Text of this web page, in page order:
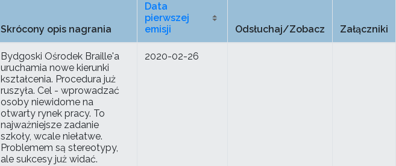
Skrócony opis nagrania
Data
pierwszej
emisji
Odsłuchaj/Zobacz Załączniki
Bydgoski Ośrodek Braille'a
uruchamia nowe kierunki
kształcenia. Procedura już
ruszyła. Cel - wprowadzać
osoby niewidome na
otwarty rynek pracy. To
najważniejsze zadanie
szkoły, wcale niełatwe.
Problemem są stereotypy,
ale sukcesy już widać.
2020-02-26